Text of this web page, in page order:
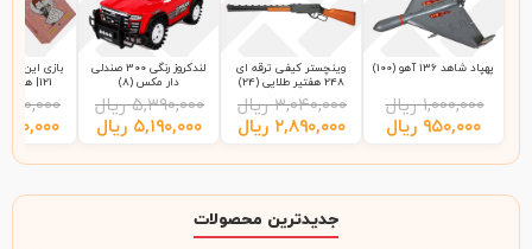
پهپاد شاهد 136 آهو (100)
۱,۰۰۰,۰۰۰ ریال
۹۵۰,۰۰۰ ریال
وینچستر کیفی ترقه ای
248 هفتیر طلایی (24)
۳,۰۴۰,۰۰۰ ریال
۲,۸۹۰,۰۰۰ ریال
لندکروز رنگی 300 صندلی
دار مکس (8)
۵,۳۹۰,۰۰۰ ریال
۵,۱۹۰,۰۰۰ ریال
بازی این چی
121| هاردباکس (48)
جدیدترین محصولات